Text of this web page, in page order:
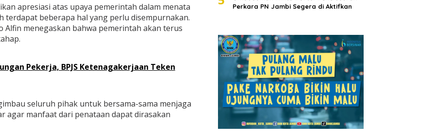
apresiasi atas upaya pemerintah dalam menata
terdapat beberapa hal yang perlu disempurnakan.
Alfin menegaskan bahwa pemerintah akan terus
Pekerja, BPJS Ketenagakerjaan Teken
seluruh pihak untuk bersama-sama menjaga
agar manfaat dari penataan dapat dirasakan
Perkara PN Jambi Segera di Aktifkan